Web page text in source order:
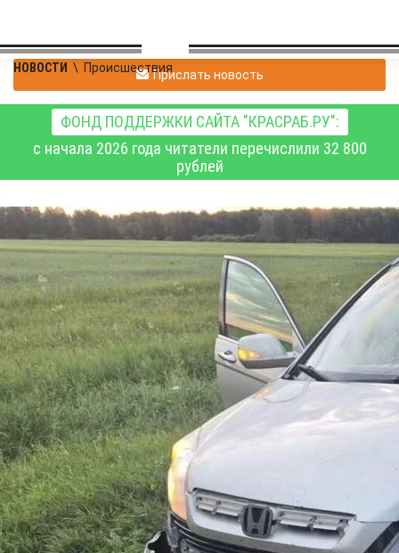
НОВОСТИ \ ПроисшествияПрислать новость
ФОНД ПОДДЕРЖКИ САЙТА "КРАСРАБ.РУ":
с начала 2026 года читатели перечислили 32 800
рублей
В Новосибирской
области иномарка
насмерть сбила
стоявшего на проезжей
части пешехода
Происшествия
06.07.2026 07:54497